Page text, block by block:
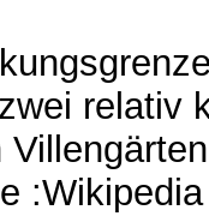
relativ
:Wikipedia